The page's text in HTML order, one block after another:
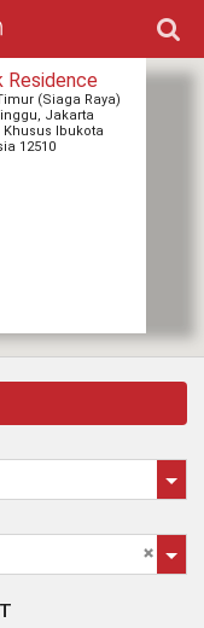
Residence
(Siaga Raya)
Jakarta
Ibukota
12510